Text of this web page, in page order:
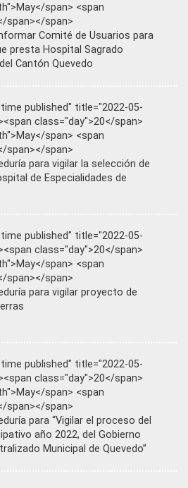
span> <span
span></span>
Comité de Usuarios para
presta Hospital Sagrado
Cantón Quevedo
published" title="2022-05-
class="day">20</span>
span> <span
span></span>
para vigilar la selección de
de Especialidades de
published" title="2022-05-
class="day">20</span>
span> <span
span></span>
para vigilar proyecto de
published" title="2022-05-
class="day">20</span>
span> <span
span></span>
para “Vigilar el proceso del
año 2022, del Gobierno
Municipal de Quevedo”